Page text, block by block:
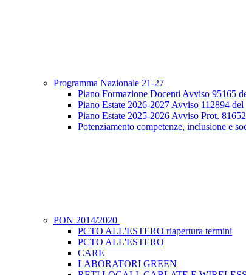
Programma Nazionale 21-27
Piano Formazione Docenti Avviso 95165
Piano Estate 2026-2027 Avviso 112894
Piano Estate 2025-2026 Avviso Prot.
Potenziamento competenze, inclusione e
PON 2014/2020
PCTO ALL'ESTERO riapertura termini
PCTO ALL'ESTERO
CARE
LABORATORI GREEN